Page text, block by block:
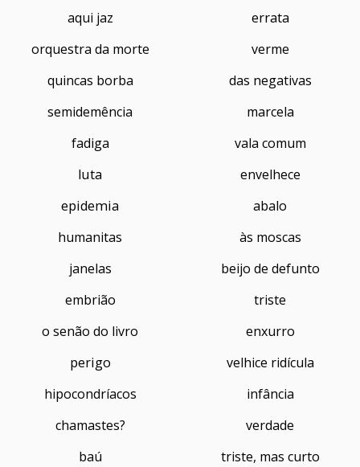
aqui jaz
errata
orquestra da morte
verme
quincas borba
das negativas
semidemência
marcela
fadiga
vala comum
luta
envelhece
epidemia
abalo
humanitas
às moscas
janelas
beijo de defunto
embrião
triste
o senão do livro
enxurro
perigo
velhice ridícula
hipocondríacos
infância
chamastes?
verdade
baú
triste, mas curto